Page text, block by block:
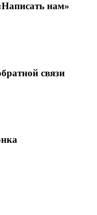
нам»
связи